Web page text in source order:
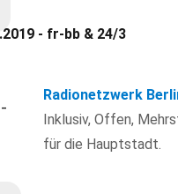
- fr-bb & 24/3
Radionetzwerk
Inklusiv, Offen,
für die Hauptstadt.